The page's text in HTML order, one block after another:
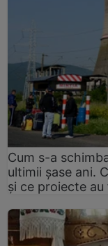
Cum s-a
ultimii șase ani.
și ce proiecte